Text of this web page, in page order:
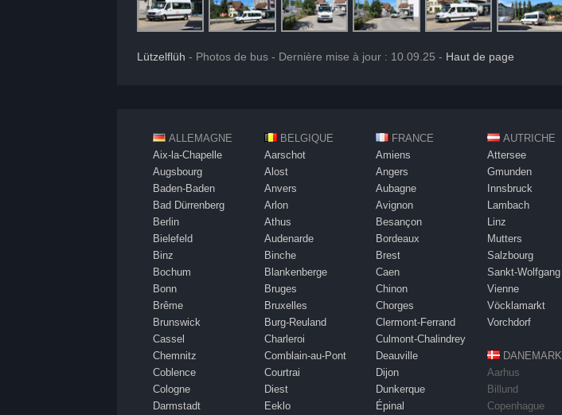
Lützelflüh - Photos de bus - Dernière mise à jour : 10.09.25 - Haut de page
ALLEMAGNE
Aix-la-Chapelle
Augsbourg
Baden-Baden
Bad Dürrenberg
Berlin
Bielefeld
Binz
Bochum
Bonn
Brême
Brunswick
Cassel
Chemnitz
Coblence
Cologne
Darmstadt
BELGIQUE
Aarschot
Alost
Anvers
Arlon
Athus
Audenarde
Binche
Blankenberge
Bruges
Bruxelles
Burg-Reuland
Charleroi
Comblain-au-Pont
Courtrai
Diest
Eeklo
FRANCE
Amiens
Angers
Aubagne
Avignon
Besançon
Bordeaux
Brest
Caen
Chinon
Chorges
Clermont-Ferrand
Culmont-Chalindrey
Deauville
Dijon
Dunkerque
Épinal
AUTRICHE
Attersee
Gmunden
Innsbruck
Lambach
Linz
Mutters
Salzbourg
Sankt-Wolfgang
Vienne
Vöcklamarkt
Vorchdorf
DANEMARK
Aarhus
Billund
Copenhague